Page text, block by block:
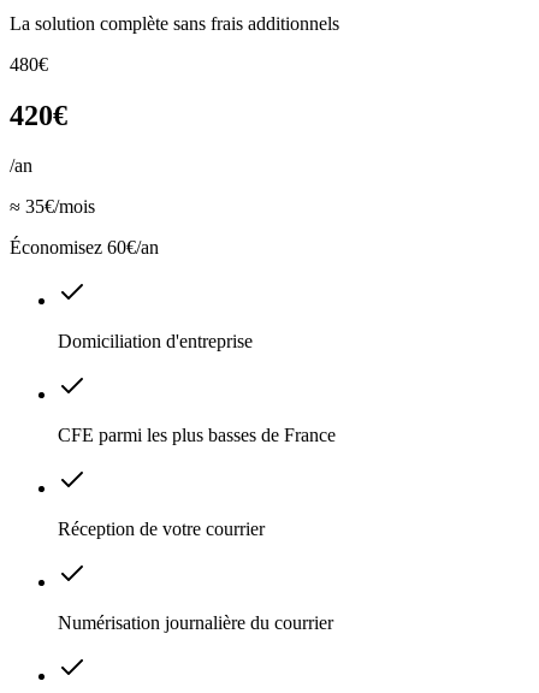
La solution complète sans frais additionnels
480€
420€
/an
≈ 35€/mois
Économisez 60€/an
Domiciliation d'entreprise
CFE parmi les plus basses de France
Réception de votre courrier
Numérisation journalière du courrier